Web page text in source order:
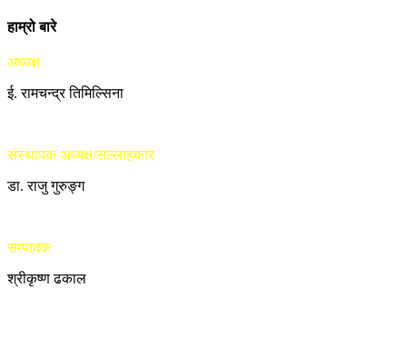
हाम्रो बारे
अध्यक्ष
ई. रामचन्द्र तिमिल्सिना
संस्थापक अध्यक्ष/सल्लाहकार
डा. राजु गुरुङ्ग
सम्पादक
श्रीकृष्ण ढकाल